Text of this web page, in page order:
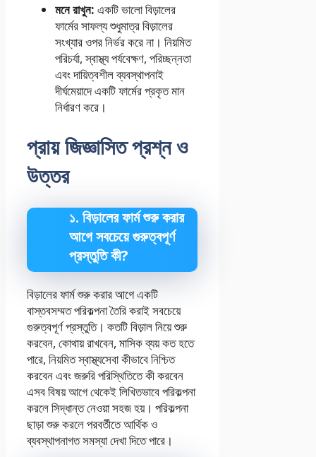
মনে রাখুন: একটি ভালো বিড়ালের
ফার্মের সাফল্য শুধুমাত্র বিড়ালের
সংখ্যার ওপর নির্ভর করে না। নিয়মিত
পরিচর্যা, স্বাস্থ্য পর্যবেক্ষণ, পরিচ্ছন্নতা
এবং দায়িত্বশীল ব্যবস্থাপনাই
দীর্ঘমেয়াদে একটি ফার্মের প্রকৃত মান
নির্ধারণ করে।
প্রায় জিজ্ঞাসিত প্রশ্ন ও
উত্তর
১. বিড়ালের ফার্ম শুরু করার
আগে সবচেয়ে গুরুত্বপূর্ণ
প্রস্তুতি কী?
বিড়ালের ফার্ম শুরু করার আগে একটি
বাস্তবসম্মত পরিকল্পনা তৈরি করাই সবচেয়ে
গুরুত্বপূর্ণ প্রস্তুতি। কতটি বিড়াল নিয়ে শুরু
করবেন, কোথায় রাখবেন, মাসিক ব্যয় কত হতে
পারে, নিয়মিত স্বাস্থ্যসেবা কীভাবে নিশ্চিত
করবেন এবং জরুরি পরিস্থিতিতে কী করবেন
এসব বিষয় আগে থেকেই লিখিতভাবে পরিকল্পনা
করলে সিদ্ধান্ত নেওয়া সহজ হয়। পরিকল্পনা
ছাড়া শুরু করলে পরবর্তীতে আর্থিক ও
ব্যবস্থাপনাগত সমস্যা দেখা দিতে পারে।